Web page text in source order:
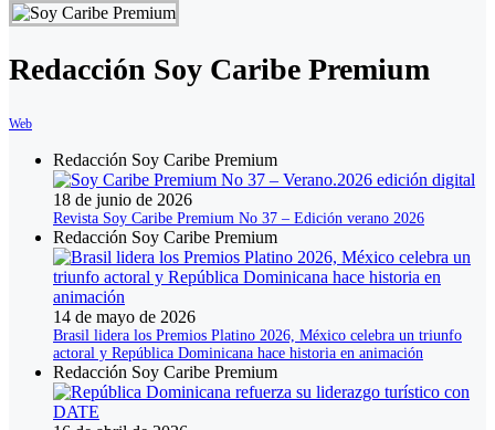
Redacción Soy Caribe Premium
Web
Redacción Soy Caribe Premium
18 de junio de 2026
Revista Soy Caribe Premium No 37 – Edición verano 2026
Redacción Soy Caribe Premium
14 de mayo de 2026
Brasil lidera los Premios Platino 2026, México celebra un triunfo
actoral y República Dominicana hace historia en animación
Redacción Soy Caribe Premium